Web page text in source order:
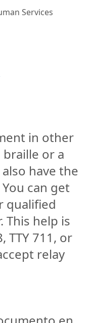
Services
in other
or a
have the
can get
qualified
This help is
TTY 711, or
relay